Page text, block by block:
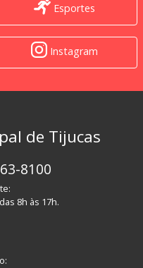
Esportes
Instagram
de Tijucas
8100
8h às 17h.